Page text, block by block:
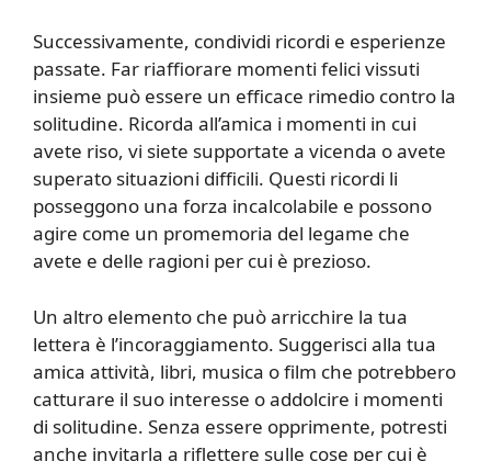
Successivamente, condividi ricordi e esperienze
passate. Far riaffiorare momenti felici vissuti
insieme può essere un efficace rimedio contro la
solitudine. Ricorda all’amica i momenti in cui
avete riso, vi siete supportate a vicenda o avete
superato situazioni difficili. Questi ricordi li
posseggono una forza incalcolabile e possono
agire come un promemoria del legame che
avete e delle ragioni per cui è prezioso.
Un altro elemento che può arricchire la tua
lettera è l’incoraggiamento. Suggerisci alla tua
amica attività, libri, musica o film che potrebbero
catturare il suo interesse o addolcire i momenti
di solitudine. Senza essere opprimente, potresti
anche invitarla a riflettere sulle cose per cui è